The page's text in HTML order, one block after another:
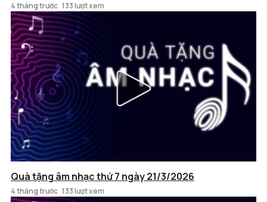
4 tháng trước 133 lượt xem
Quà tặng âm nhạc thứ 7 ngày 21/3/2026
4 tháng trước 133 lượt xem